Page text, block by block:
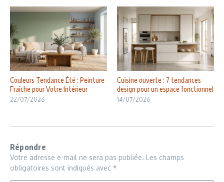
Couleurs Tendance Été : Peinture
Fraîche pour Votre Intérieur
22/07/2026
Cuisine ouverte : 7 tendances
design pour un espace fonctionnel
14/07/2026
Répondre
Votre adresse e-mail ne sera pas publiée. Les champs
obligatoires sont indiqués avec *